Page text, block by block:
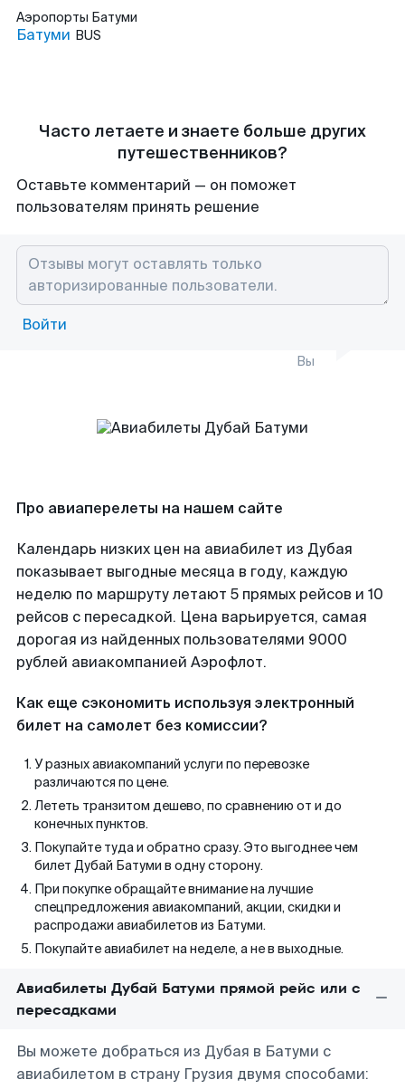
Аэропорты Батуми
Батуми BUS
Часто летаете и знаете больше других
путешественников?
Оставьте комментарий — он поможет
пользователям принять решение
Войти
Вы
Про авиаперелеты на нашем сайте
Календарь низких цен на авиабилет из Дубая
показывает выгодные месяца в году, каждую
неделю по маршруту летают 5 прямых рейсов и 10
рейсов с пересадкой. Цена варьируется, самая
дорогая из найденных пользователями 9000
рублей авиакомпанией Аэрофлот.
Как еще сэкономить используя электронный
билет на самолет без комиссии?
У разных авиакомпаний услуги по перевозке
различаются по цене.
Лететь транзитом дешево, по сравнению от и до
конечных пунктов.
Покупайте туда и обратно сразу. Это выгоднее чем
билет Дубай Батуми в одну сторону.
При покупке обращайте внимание на лучшие
спецпредложения авиакомпаний, акции, скидки и
распродажи авиабилетов из Батуми.
Покупайте авиабилет на неделе, а не в выходные.
Авиабилеты Дубай Батуми прямой рейс или с
пересадками
Вы можете добраться из Дубая в Батуми с
авиабилетом в страну Грузия двумя способами: